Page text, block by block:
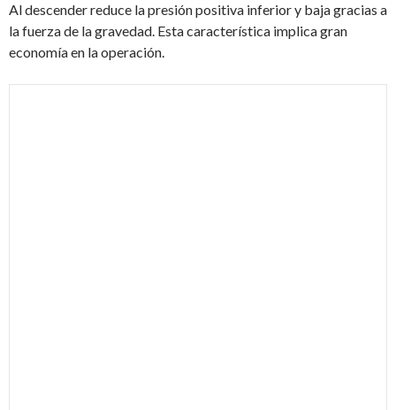
Al descender reduce la presión positiva inferior y baja gracias a
la fuerza de la gravedad. Esta característica implica gran
economía en la operación.